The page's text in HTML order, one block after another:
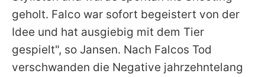
geholt. Falco war sofort begeistert von der
Idee und hat ausgiebig mit dem Tier
gespielt", so Jansen. Nach Falcos Tod
verschwanden die Negative jahrzehntelang